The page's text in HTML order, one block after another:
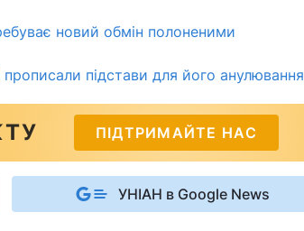
новий обмін полоненими
підстави для його анулювання
ПІДТРИМАЙТЕ НАС
УНІАН в Google News